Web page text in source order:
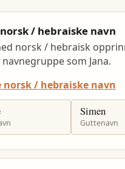
/ hebraiske navn
norsk / hebraisk
som Jana.
norsk / hebraiske navn
Simen
Guttenavn